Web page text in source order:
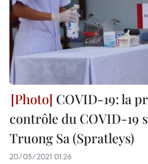
COVID-19: la
contrôle du COVID-19
Truong Sa (Spratleys)
20/05/2021 01:26